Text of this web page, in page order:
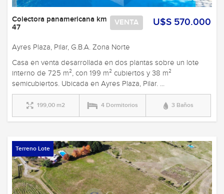
U$S 570.000
VENTA
Colectora panamericana km
47
Ayres Plaza, Pilar, G.B.A. Zona Norte
Casa en venta desarrollada en dos plantas sobre un lote
interno de 725 m², con 199 m² cubiertos y 38 m²
semicubiertos. Ubicada en Ayres Plaza, Pilar. ...
199,00 m2 4 Dormitorios 3 Baños
Terreno Lote